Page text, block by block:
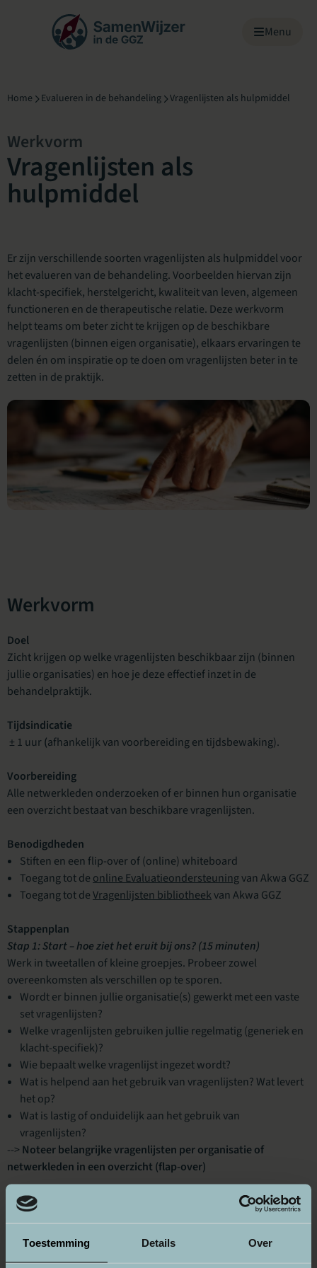
Toestemming Details Over
Menu overslaan
Menu
Home Evalueren in de behandeling Vragenlijsten als hulpmiddel
Werkvorm
Vragenlijsten als
hulpmiddel
Er zijn verschillende soorten vragenlijsten als hulpmiddel voor
het evalueren van de behandeling. Voorbeelden hiervan zijn
klacht-specifiek, herstelgericht, kwaliteit van leven, algemeen
functioneren en de therapeutische relatie. Deze werkvorm
helpt teams om beter zicht te krijgen op de beschikbare
vragenlijsten (binnen eigen organisatie), elkaars ervaringen te
delen én om inspiratie op te doen om vragenlijsten beter in te
zetten in de praktijk.
Werkvorm
Doel
Zicht krijgen op welke vragenlijsten beschikbaar zijn (binnen
jullie organisaties) en hoe je deze effectief inzet in de
behandelpraktijk.
Tijdsindicatie
± 1 uur(afhankelijk van voorbereiding en tijdsbewaking).
Voorbereiding
Alle netwerkleden onderzoeken of er binnen hun organisatie
een overzicht bestaat van beschikbare vragenlijsten.
Benodigdheden
Stiften en een flip-over of (online) whiteboard
Toegang tot de online Evaluatieondersteuningvan Akwa GGZ
Toegang tot deVragenlijsten bibliotheekvan Akwa GGZ
Stappenplan
Stap 1: Start – hoe ziet het eruit bij ons? (15 minuten)
Werk in tweetallen of kleine groepjes. Probeer zowel
overeenkomsten als verschillen op te sporen.
Wordt er binnen jullie organisatie(s) gewerkt met een vaste
set vragenlijsten?
Welke vragenlijsten gebruiken jullie regelmatig (generiek en
klacht-specifiek)?
Wie bepaalt welke vragenlijst ingezet wordt?
Wat is helpend aan het gebruik van vragenlijsten? Wat levert
het op?
Wat is lastig of onduidelijk aan het gebruik van
vragenlijsten?
--> Noteer belangrijke vragenlijsten per organisatie of
netwerkleden in een overzicht (flap-over)
Stap 2: Verschillen & kansen (20 minuten)
zouden wél waardevol kunnen zijn?